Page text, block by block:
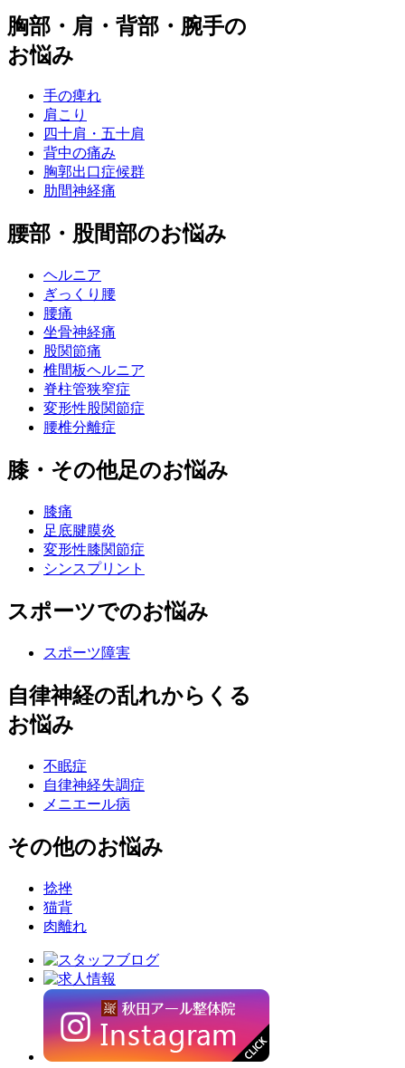
胸部・肩・背部・腕手の
お悩み
手の痺れ
肩こり
四十肩・五十肩
背中の痛み
胸郭出口症候群
肋間神経痛
腰部・股間部のお悩み
ヘルニア
ぎっくり腰
腰痛
坐骨神経痛
股関節痛
椎間板ヘルニア
脊柱管狭窄症
変形性股関節症
腰椎分離症
膝・その他足のお悩み
膝痛
足底腱膜炎
変形性膝関節症
シンスプリント
スポーツでのお悩み
スポーツ障害
自律神経の乱れからくる
お悩み
不眠症
自律神経失調症
メニエール病
その他のお悩み
捻挫
猫背
肉離れ